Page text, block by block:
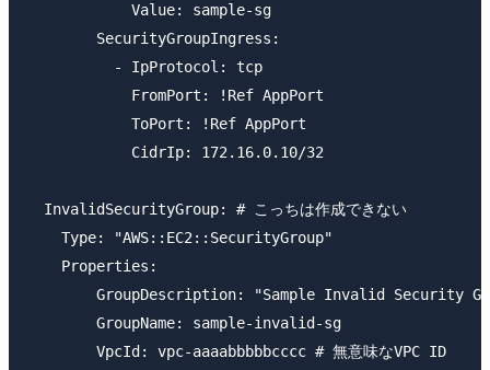
            Value: sample-sg
        SecurityGroupIngress:
          - IpProtocol: tcp
            FromPort: !Ref AppPort
            ToPort: !Ref AppPort
            CidrIp: 172.16.0.10/32
  InvalidSecurityGroup: # こっちは作成できない
    Type: "AWS::EC2::SecurityGroup"
    Properties:
GroupDescription: "Sample Invalid Security
        GroupName: sample-invalid-sg
        VpcId: vpc-aaaabbbbbcccc # 無意味なVPC ID